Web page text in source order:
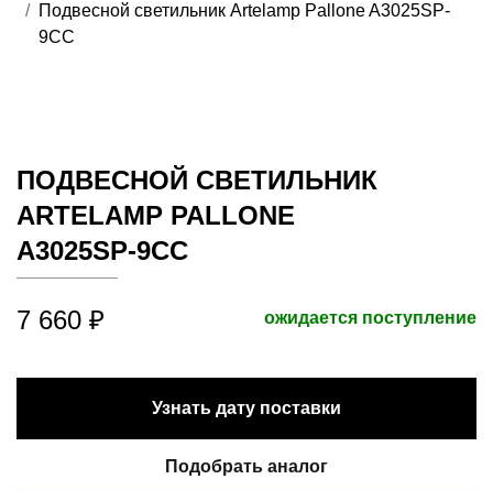
Подвесной светильник Artelamp Pallone A3025SP-
9CC
ПОДВЕСНОЙ СВЕТИЛЬНИК
ARTELAMP PALLONE
A3025SP-9CC
7 660 ₽ ожидается поступление
Узнать дату поставки
Подобрать аналог